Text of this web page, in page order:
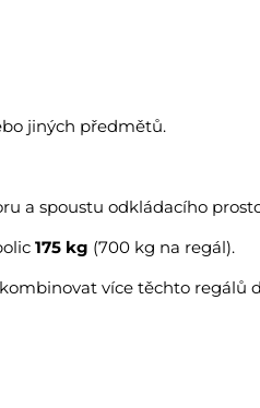
jiných předmětů.
a spoustu odkládacího
175 kg (700 kg na regál).
více těchto regálů